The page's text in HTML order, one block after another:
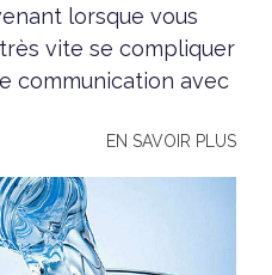
lorsque vous
vite se compliquer
communication avec
EN SAVOIR PLUS